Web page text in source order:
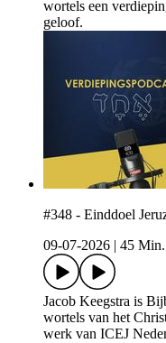
wortels een
geloof.
#348 - Einddoel
09-07-2026
45 Min.
Jacob Keegstra is
wortels van het
werk van ICEJ